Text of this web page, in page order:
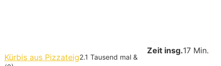
Zeit insg.17 Min.
Kürbis aus Pizzateig2.1 Tausend mal &